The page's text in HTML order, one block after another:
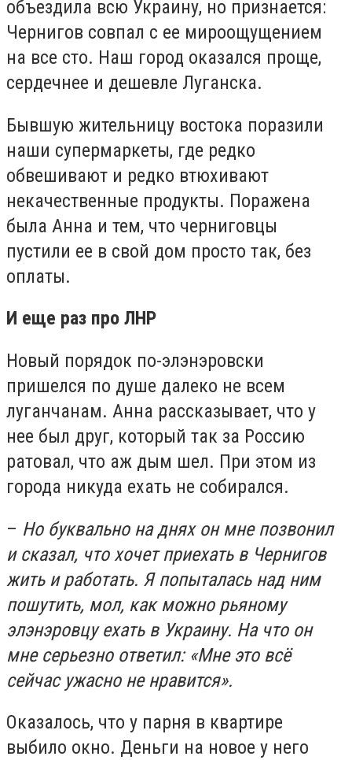
объездила всю Украину, но признается:
Чернигов совпал с ее мироощущением
на все сто. Наш город оказался проще,
сердечнее и дешевле Луганска.
Бывшую жительницу востока поразили
наши супермаркеты, где редко
обвешивают и редко втюхивают
некачественные продукты. Поражена
была Анна и тем, что черниговцы
пустили ее в свой дом просто так, без
оплаты.
И еще раз про ЛНР
Новый порядок по-элэнэровски
пришелся по душе далеко не всем
луганчанам. Анна рассказывает, что у
нее был друг, который так за Россию
ратовал, что аж дым шел. При этом из
города никуда ехать не собирался.
– Но буквально на днях он мне позвонил
и сказал, что хочет приехать в Чернигов
жить и работать. Я попыталась над ним
пошутить, мол, как можно рьяному
элэнэровцу ехать в Украину. На что он
мне серьезно ответил: «Мне это всё
сейчас ужасно не нравится».
Оказалось, что у парня в квартире
выбило окно. Деньги на новое у него